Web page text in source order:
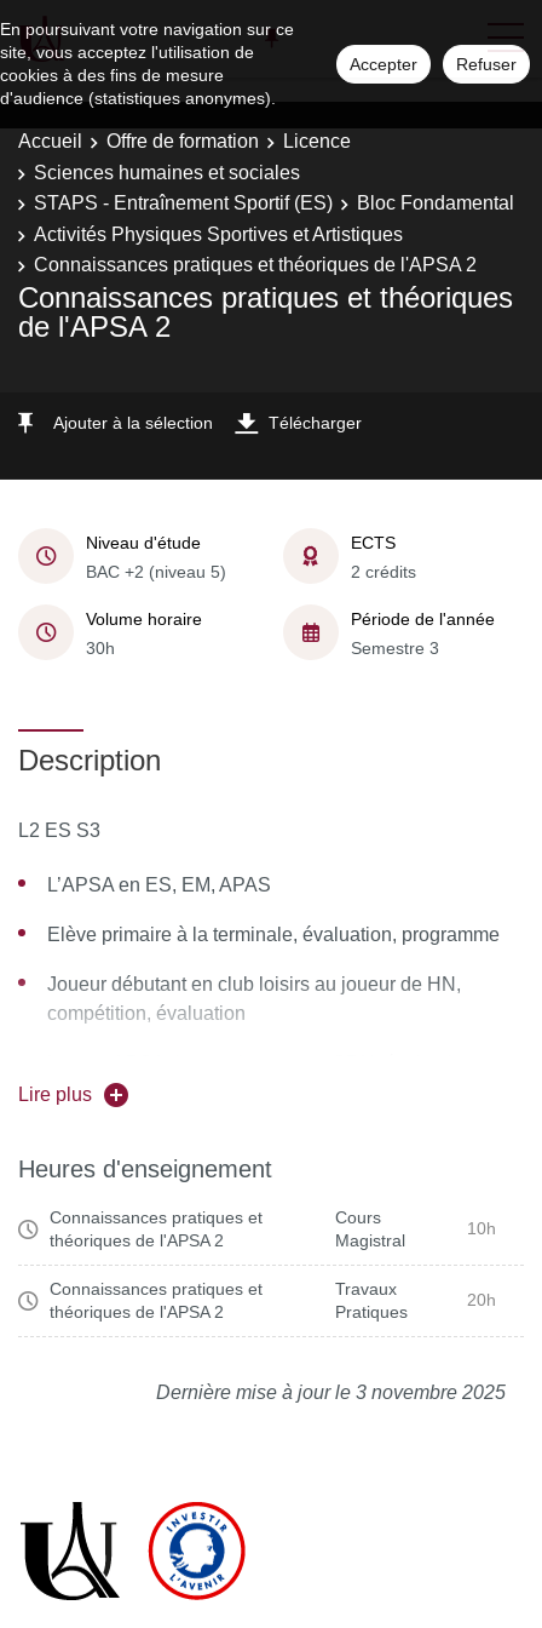
En poursuivant votre navigation sur ce
site, vous acceptez l'utilisation de
cookies à des fins de mesure
d'audience (statistiques anonymes).
Accepter Refuser
Accueil Offre de formation
Licence
Sciences humaines et sociales
STAPS - Entraînement Sportif (ES)
Bloc Fondamental
Activités Physiques Sportives et Artistiques
Connaissances pratiques et théoriques de l'APSA 2
Connaissances pratiques et théoriques
de l'APSA 2
Ajouter à la sélection Télécharger
Niveau d'étude
BAC +2 (niveau 5)
ECTS
2 crédits
Volume horaire
30h
Période de l'année
Semestre 3
Description
L2 ES S3
L’APSA en ES, EM, APAS
Elève primaire à la terminale, évaluation, programme
Joueur débutant en club loisirs au joueur de HN,
compétition, évaluation
Variables didactiques/conduites typiques/grille de
Lire plus
Heures d'enseignement
Connaissances pratiques et
théoriques de l'APSA 2
Cours
Magistral
10h
Connaissances pratiques et
théoriques de l'APSA 2
Travaux
Pratiques
20h
Dernière mise à jour le 3 novembre 2025